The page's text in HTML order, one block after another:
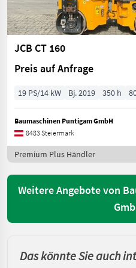
JCB CT 160
Preis auf Anfrage
19 PS/14 kW Bj. 2019 350 h
Baumaschinen Puntigam GmbH
8483 Steiermark
Premium Plus Händler
Weitere Angebote von
Das könnte Sie auch